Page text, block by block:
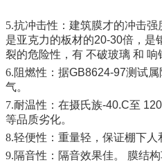
5.抗冲击性：建筑膜才的冲击强
是亚克力的板材的20-30倍，是
裂的危险性，有 不破玻璃 和 响
6.阻燃性：据GB8624-97测试属
气。
7.耐温性：在摄氏族-40.C至
等品质劣化。
8.轻便性：重量轻，保证棚下人
9.隔音性：隔音效果佳。 膜结